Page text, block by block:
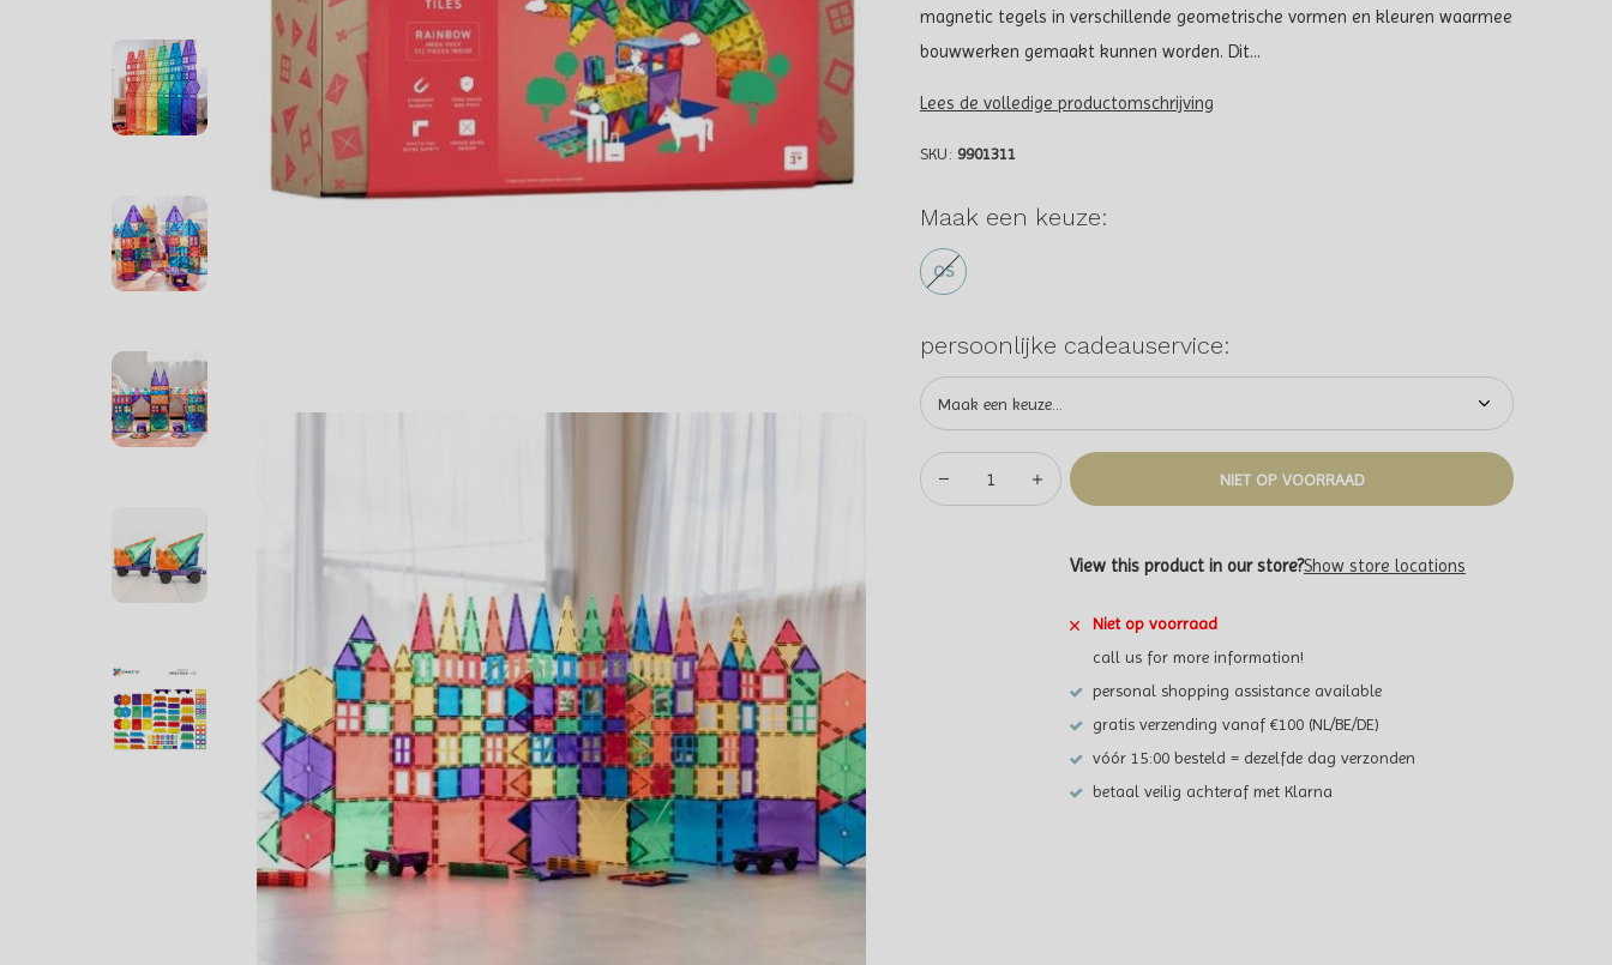
magnetic tegels in verschillende geometrische vormen en kleuren waarmee
bouwwerken gemaakt kunnen worden. Dit...
Lees de volledige productomschrijving
SKU: 9901311
Maak een keuze:
OS
persoonlijke cadeauservice:
NIET OP VOORRAAD
View this product in our store?Show store locations
Niet op voorraad
call us for more information!
personal shopping assistance available
gratis verzending vanaf €100 (NL/BE/DE)
vóór 15:00 besteld = dezelfde dag verzonden
betaal veilig achteraf met Klarna